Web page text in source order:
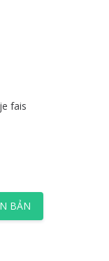
je fais
BẢN